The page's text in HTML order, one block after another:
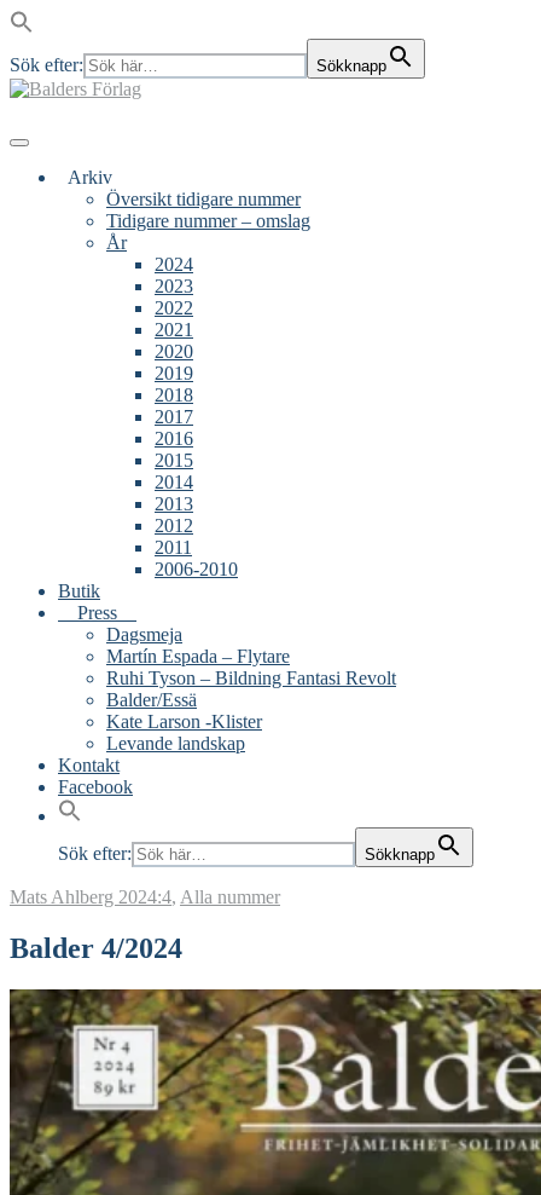
Sök efter: Sökknapp
Skip
Menu
Arkiv
Översikt tidigare nummer
Tidigare nummer – omslag
År
2024
2023
2022
2021
2020
2019
2018
2017
2016
2015
2014
2013
2012
2011
2006-2010
Butik
Press
Dagsmeja
Martín Espada – Flytare
Ruhi Tyson – Bildning Fantasi Revolt
Balder/Essä
Kate Larson -Klister
Levande landskap
Kontakt
Facebook
Sök efter: Sökknapp
Mats Ahlberg 2024:4, Alla nummer
Balder 4/2024